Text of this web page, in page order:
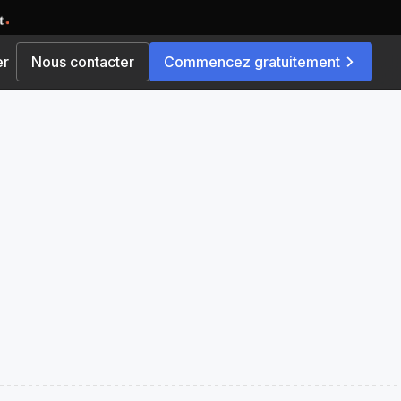
pour une
Nous contacter Commencez gratuitement